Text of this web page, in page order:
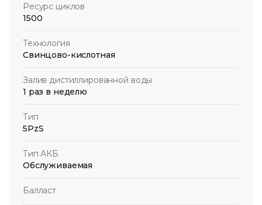
Ресурс циклов
1500
Технология
Свинцово-кислотная
Залив дистиллированной воды
1 раз в неделю
Тип
5PzS
Тип АКБ
Обслуживаемая
Балласт